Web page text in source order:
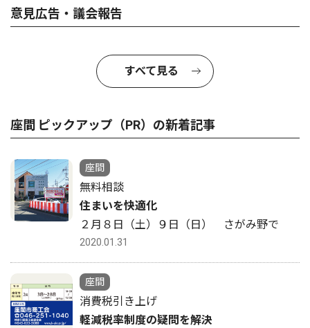
意見広告・議会報告
すべて見る
座間 ピックアップ（PR）の新着記事
座間
無料相談
住まいを快適化
２月８日（土）９日（日） さがみ野で
2020.01.31
座間
消費税引き上げ
軽減税率制度の疑問を解決